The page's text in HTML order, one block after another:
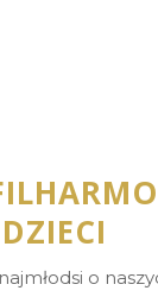
DZIECI
o